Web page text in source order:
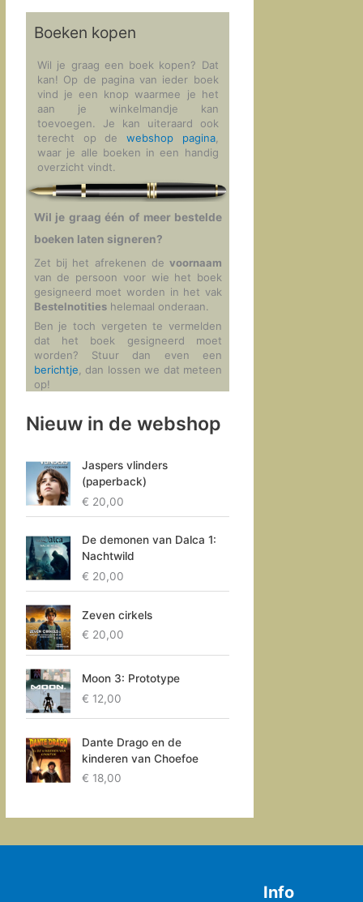
Boeken kopen
Wil je graag een boek kopen? Dat
kan! Op de pagina van ieder boek
vind je een knop waarmee je het
aan je winkelmandje kan
toevoegen. Je kan uiteraard ook
terecht op dewebshop pagina,
waar je alle boeken in een handig
overzicht vindt.
Wil je graag één of meer bestelde
boeken laten signeren?
Zet bij het afrekenen devoornaam
van de persoon voor wie het boek
gesigneerd moet worden in het vak
Bestelnotitieshelemaal onderaan.
Ben je toch vergeten te vermelden
dat het boek gesigneerd moet
worden? Stuur dan even een
berichtje , dan lossen we dat meteen
op!
Nieuw in de webshop
Jaspers vlinders
(paperback)
€ 20,00
De demonen van Dalca 1:
Nachtwild
€ 20,00
Zeven cirkels
€ 20,00
Moon 3: Prototype
€ 12,00
Dante Drago en de
kinderen van Choefoe
€ 18,00
Info